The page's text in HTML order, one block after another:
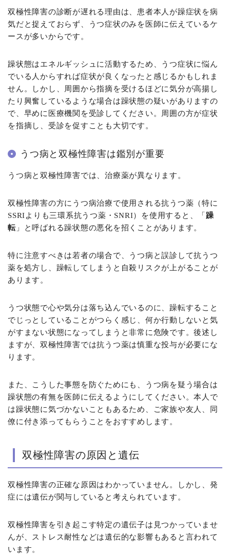
双極性障害の診断が遅れる理由は、患者本人が躁症状を病
気だと捉えておらず、うつ症状のみを医師に伝えているケ
ースが多いからです。
躁状態はエネルギッシュに活動するため、うつ症状に悩ん
でいる人からすれば症状が良くなったと感じるかもしれま
せん。しかし、周囲から指摘を受けるほどに気分が高揚し
たり興奮しているような場合は躁状態の疑いがありますの
で、早めに医療機関を受診してください。周囲の方が症状
を指摘し、受診を促すことも大切です。
うつ病と双極性障害は鑑別が重要
うつ病と双極性障害では、治療薬が異なります。
双極性障害の方にうつ病治療で使用される抗うつ薬（特に
SSRIよりも三環系抗うつ薬・SNRI）を使用すると、「 躁
転」と呼ばれる躁状態の悪化を招くことがあります。
特に注意すべきは若者の場合で、うつ病と誤診して抗うつ
薬を処方し、躁転してしまうと自殺リスクが上がることが
あります。
うつ状態で心や気分は落ち込んでいるのに、躁転すること
でじっとしていることがつらく感じ、何か行動しないと気
がすまない状態になってしまうと非常に危険です。後述し
ますが、双極性障害では抗うつ薬は慎重な投与が必要にな
ります。
また、こうした事態を防ぐためにも、うつ病を疑う場合は
躁状態の有無を医師に伝えるようにしてください。本人で
は躁状態に気づかないこともあるため、ご家族や友人、同
僚に付き添ってもらうことをおすすめします。
双極性障害の原因と遺伝
双極性障害の正確な原因はわかっていません。しかし、発
症には遺伝が関与していると考えられています。
双極性障害を引き起こす特定の遺伝子は見つかっていませ
んが、ストレス耐性などは遺伝的な影響もあると言われて
います。